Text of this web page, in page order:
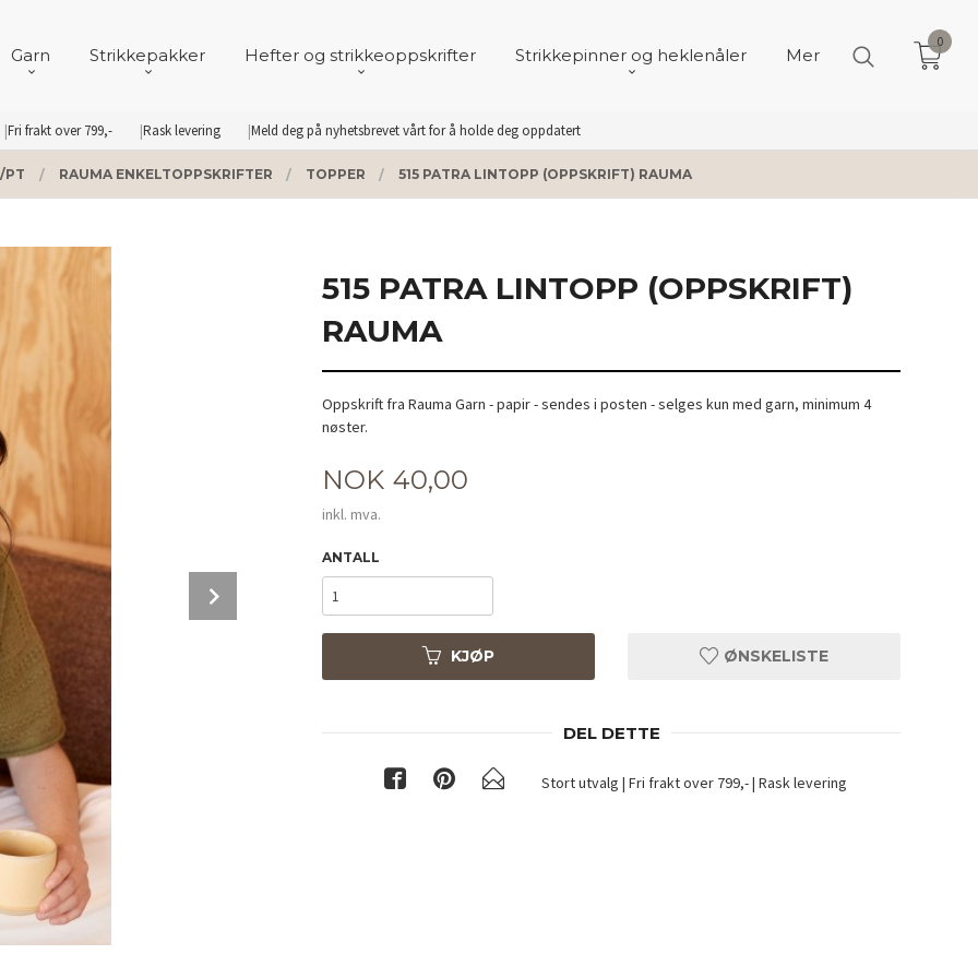
Fri frakt over 799,- Rask levering Meld deg på nyhetsbrevet vårt for å holde deg oppdatert
Garn Strikkepakker Hefter og strikkeoppskrifter Strikkepinner og heklenåler Mer
0
PT RAUMA ENKELTOPPSKRIFTER TOPPER 515 PATRA LINTOPP (OPPSKRIFT) RAUMA
515 PATRA LINTOPP (OPPSKRIFT)
RAUMA
Oppskrift fra Rauma Garn - papir - sendes i posten - selges kun med garn, minimum 4
nøster.
Pris
NOK 40,00
inkl. mva.
ANTALL
KJØP ØNSKELISTE
DEL DETTE
Stort utvalg | Fri frakt over 799,- | Rask levering